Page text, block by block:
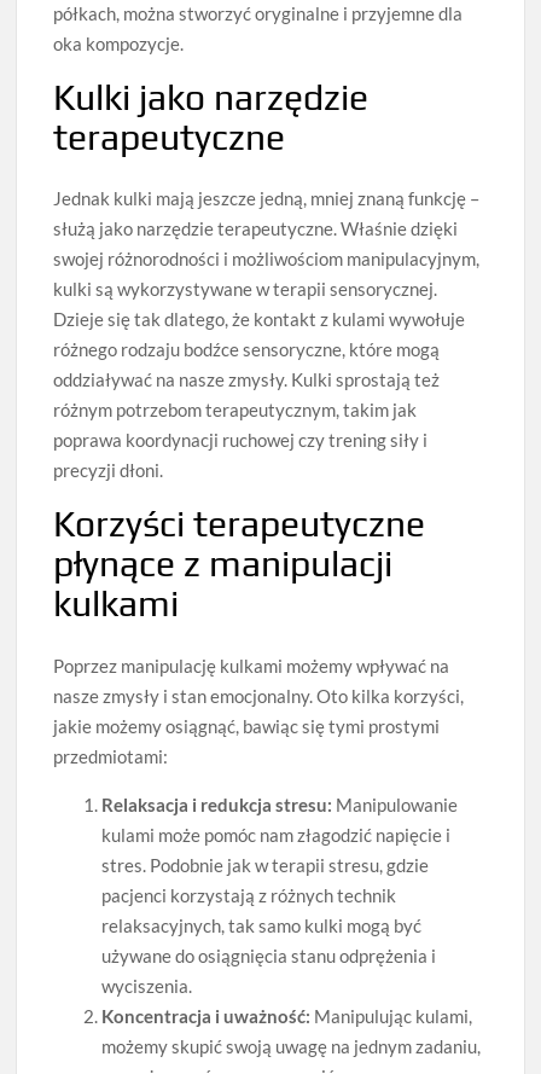
półkach, można stworzyć oryginalne i przyjemne dla
oka kompozycje.
Kulki jako narzędzie
terapeutyczne
Jednak kulki mają jeszcze jedną, mniej znaną funkcję –
służą jako narzędzie terapeutyczne. Właśnie dzięki
swojej różnorodności i możliwościom manipulacyjnym,
kulki są wykorzystywane w terapii sensorycznej.
Dzieje się tak dlatego, że kontakt z kulami wywołuje
różnego rodzaju bodźce sensoryczne, które mogą
oddziaływać na nasze zmysły. Kulki sprostają też
różnym potrzebom terapeutycznym, takim jak
poprawa koordynacji ruchowej czy trening siły i
precyzji dłoni.
Korzyści terapeutyczne
płynące z manipulacji
kulkami
Poprzez manipulację kulkami możemy wpływać na
nasze zmysły i stan emocjonalny. Oto kilka korzyści,
jakie możemy osiągnąć, bawiąc się tymi prostymi
przedmiotami:
Relaksacja i redukcja stresu: Manipulowanie
kulami może pomóc nam złagodzić napięcie i
stres. Podobnie jak w terapii stresu, gdzie
pacjenci korzystają z różnych technik
relaksacyjnych, tak samo kulki mogą być
używane do osiągnięcia stanu odprężenia i
wyciszenia.
Koncentracja i uważność: Manipulując kulami,
możemy skupić swoją uwagę na jednym zadaniu,